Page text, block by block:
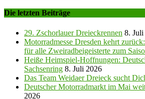
Die letzten Beiträge
29. Zschorlauer Dreieckrennen 8.
Motorradmesse Dresden kehrt
für alle Zweiradbeigeisterte zum
Heiße Heimspiel-Hoffnungen:
Sachsenring 8. Juli 2026
Das Team Weidaer Dreieck sucht
Deutscher Motorradmarkt im Mai
2026